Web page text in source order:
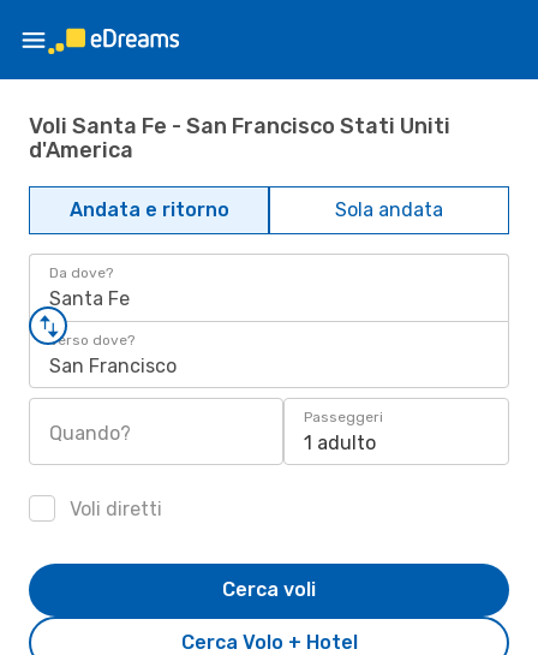
Voli Santa Fe - San Francisco Stati Uniti
d'America
Andata e ritorno Sola andata
Da dove?
Santa Fe
Verso dove?
San Francisco
Quando?
Passeggeri
1 adulto
Voli diretti
Cerca Volo + Hotel
Cerca voli